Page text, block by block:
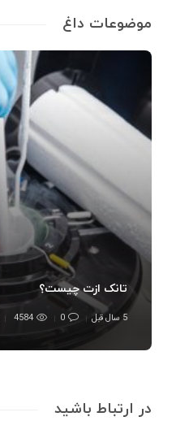
موضوعات داغ
تانک ازت چیست؟
5 سال قبل 0
4584
در ارتباط باشید